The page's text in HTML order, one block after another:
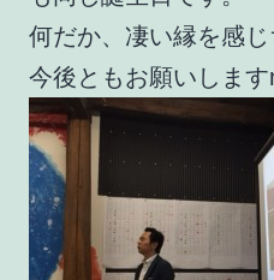
何だか、凄い縁を感
今後ともお願いしま